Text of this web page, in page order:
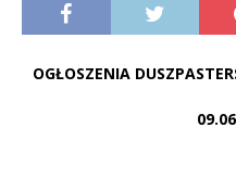
OGŁOSZENIA